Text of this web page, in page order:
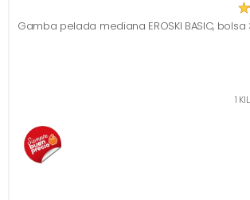
Gamba pelada mediana EROSKI BASIC, bolsa
1